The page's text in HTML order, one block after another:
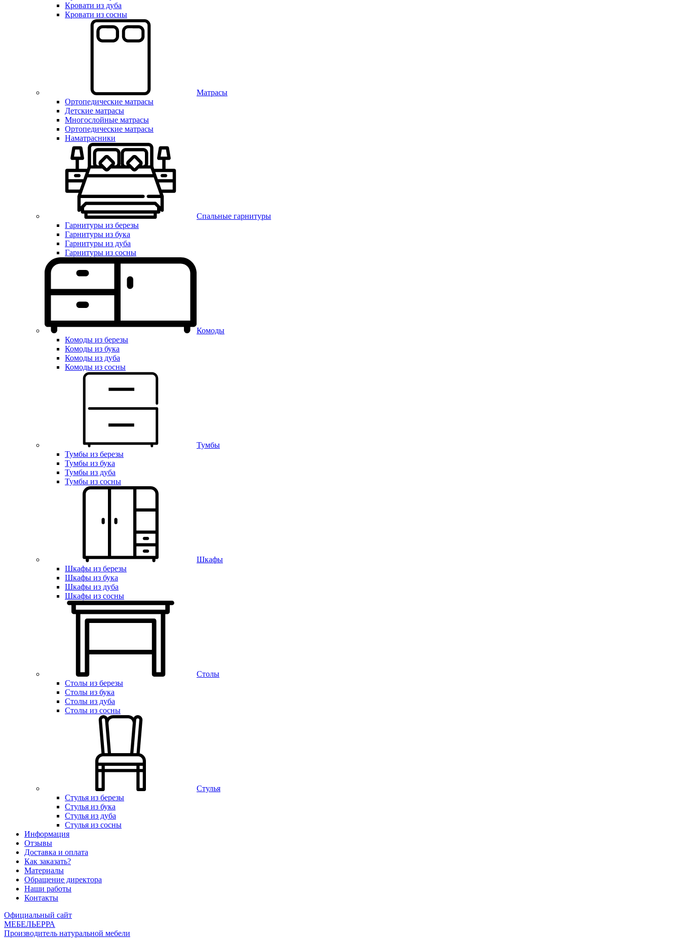
Кровати из дуба
Кровати из сосны
Матрасы
Ортопедические матрасы
Детские матрасы
Многослойные матрасы
Ортопедические матрасы
Наматрасники
Спальные гарнитуры
Гарнитуры из березы
Гарнитуры из бука
Гарнитуры из дуба
Гарнитуры из сосны
Комоды
Комоды из березы
Комоды из бука
Комоды из дуба
Комоды из сосны
Тумбы
Тумбы из березы
Тумбы из бука
Тумбы из дуба
Тумбы из сосны
Шкафы
Шкафы из березы
Шкафы из бука
Шкафы из дуба
Шкафы из сосны
Столы
Столы из березы
Столы из бука
Столы из дуба
Столы из сосны
Стулья
Стулья из березы
Стулья из бука
Стулья из дуба
Стулья из сосны
Информация
Отзывы
Доставка и оплата
Как заказать?
Материалы
Обращение директора
Наши работы
Контакты
Официальный сайт
МЕБЕЛЬЕРРА
Производитель натуральной мебели